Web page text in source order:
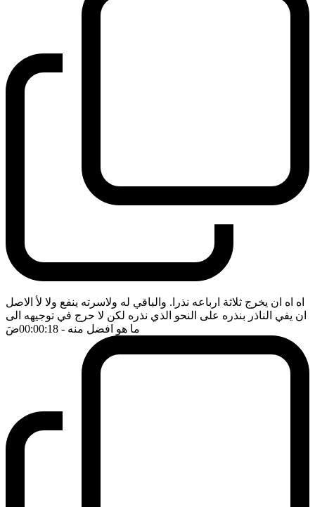
اه اه ان يخرج ثلاثة ارباعه نذرا. والباقي له ولاسرته ينفع ولا لأ الاصل
ان يفي الناذر بنذره على النحو الذي نذره لكن لا حرج في توجيهه الى
ما هو افضل منه - 00:00:18 ضَ